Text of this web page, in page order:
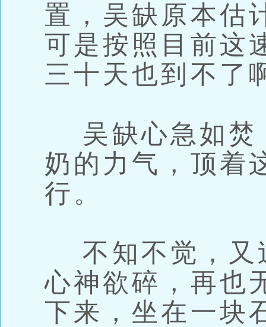
置，吴缺原本估
可是按照目前这
三十天也到不了
吴缺心急如焚
奶的力气，顶着
行。
不知不觉，又
心神欲碎，再也
下来，坐在一块